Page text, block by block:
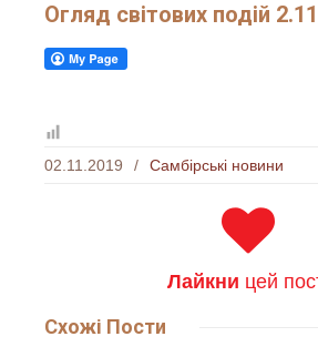
Огляд світових подій
02.11.2019 / Самбірські новини
Лайкни цей
Схожі Пости